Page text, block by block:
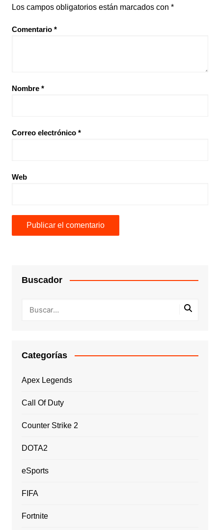
Los campos obligatorios están marcados con *
Comentario *
Nombre *
Correo electrónico *
Web
Buscador
Categorías
Apex Legends
Call Of Duty
Counter Strike 2
DOTA2
eSports
FIFA
Fortnite